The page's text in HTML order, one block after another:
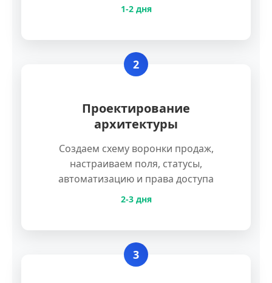
1-2 дня
2
Проектирование
архитектуры
Создаем схему воронки продаж,
настраиваем поля, статусы,
автоматизацию и права доступа
2-3 дня
3